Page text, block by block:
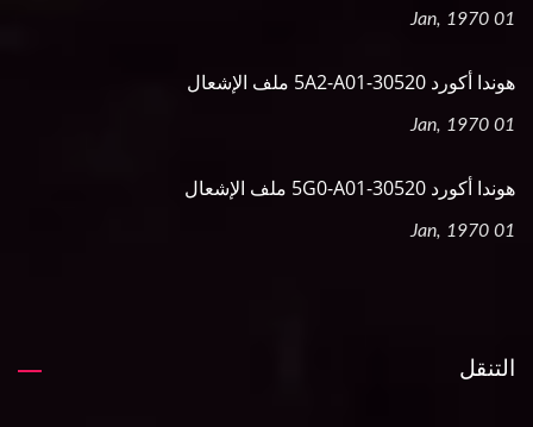
01 Jan, 1970
هوندا أكورد 30520-5A2-A01 ملف الإشعال
01 Jan, 1970
هوندا أكورد 30520-5G0-A01 ملف الإشعال
01 Jan, 1970
التنقل